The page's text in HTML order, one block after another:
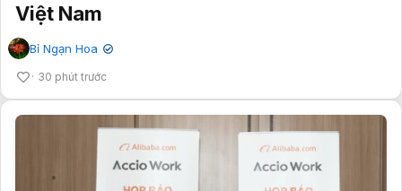
Việt Nam
Bỉ Ngạn Hoa ✔
30 phút trước